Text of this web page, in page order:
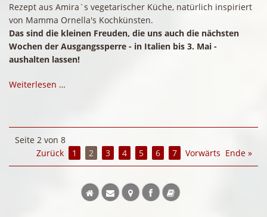
Rezept aus Amira`s vegetarischer Küche, natürlich inspiriert
von Mamma Ornella's Kochkünsten.
Das sind die kleinen Freuden, die uns auch die nächsten
Wochen der Ausgangssperre - in Italien bis 3. Mai -
aushalten lassen!
Weiterlesen …
Seite 2 von 8
Zurück
1 2 3 4 5 6 7 Vorwärts Ende »